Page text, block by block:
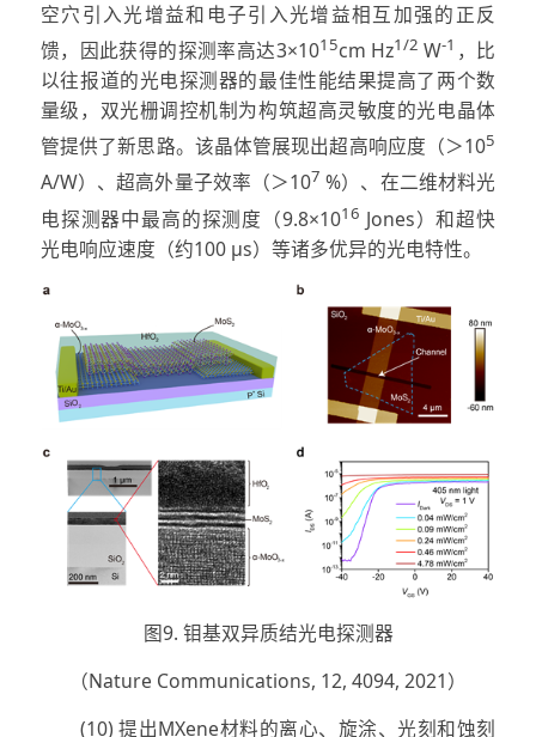
空穴引入光增益和电子引入光增益相互加强的正反
馈，因此获得的探测率高达3×1015cm Hz1/2 W-1 ，比
以往报道的光电探测器的最佳性能结果提高了两个数
量级，双光栅调控机制为构筑超高灵敏度的光电晶体
管提供了新思路。该晶体管展现出超高响应度（＞105
A/W）、超高外量子效率（＞107 %）、在二维材料光
电探测器中最高的探测度（9.8×1016 Jones）和超快
光电响应速度（约100 μs）等诸多优异的光电特性。
图9. 钼基双异质结光电探测器
（Nature Communications, 12, 4094, 2021）
(10) 提出MXene材料的离心、旋涂、光刻和蚀刻